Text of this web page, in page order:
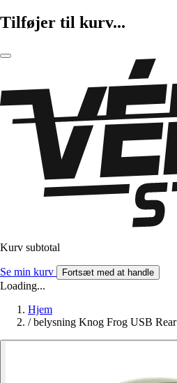
Tilføjer til kurv...
Kurv subtotal
Se min kurv Fortsæt med at handle
Loading...
Hjem
/ belysning Knog Frog USB Rear